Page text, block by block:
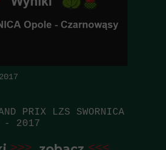
PRIX LZS SWORNICA
- 2017